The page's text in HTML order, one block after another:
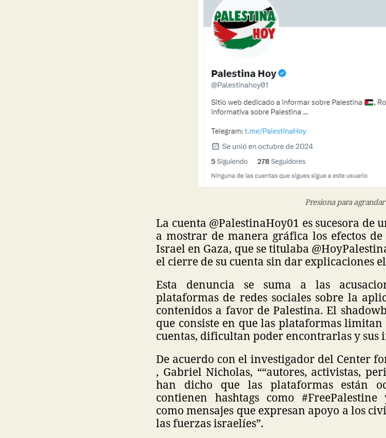
Presiona para agrandar
La cuenta @PalestinaHoy01 es sucesora
a mostrar de manera gráfica los efectos
Israel en Gaza, que se titulaba
el cierre de su cuenta sin dar explicaciones
Esta denuncia se suma a las
plataformas de redes sociales sobre la
contenidos a favor de Palestina. El
que consiste en que las plataformas limitan
cuentas, dificultan poder encontrarlas y sus
De acuerdo con el investigador del Center
, Gabriel Nicholas, ““autores, activistas,
han dicho que las plataformas están
contienen hashtags como
como mensajes que expresan apoyo a los
las fuerzas israelíes”.